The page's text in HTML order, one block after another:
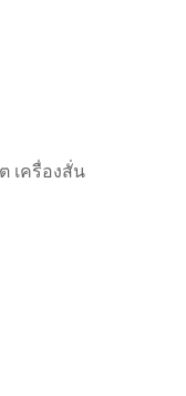
เครื่องสั่น